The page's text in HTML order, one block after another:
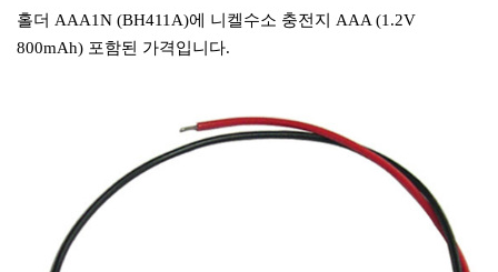
홀더 AAA1N (BH411A)에 니켈수소 충전지 AAA (1.2V
800mAh) 포함된 가격입니다.